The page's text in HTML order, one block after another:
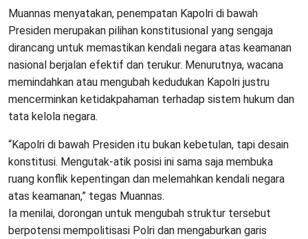
Muannas menyatakan, penempatan Kapolri di bawah
Presiden merupakan pilihan konstitusional yang sengaja
dirancang untuk memastikan kendali negara atas keamanan
nasional berjalan efektif dan terukur. Menurutnya, wacana
memindahkan atau mengubah kedudukan Kapolri justru
mencerminkan ketidakpahaman terhadap sistem hukum dan
tata kelola negara.
“Kapolri di bawah Presiden itu bukan kebetulan, tapi desain
konstitusi. Mengutak-atik posisi ini sama saja membuka
ruang konflik kepentingan dan melemahkan kendali negara
atas keamanan,” tegas Muannas.
Ia menilai, dorongan untuk mengubah struktur tersebut
berpotensi mempolitisasi Polri dan mengaburkan garis